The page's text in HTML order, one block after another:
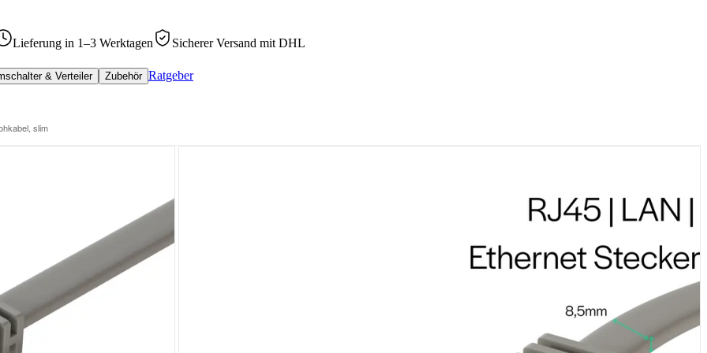
Lieferung in 1–3 Werktagen Sicherer Versand mit DHL
& Verteiler Zubehör Ratgeber
slim